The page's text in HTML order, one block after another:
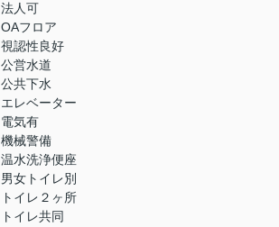
法人可
OAフロア
視認性良好
公営水道
公共下水
エレベーター
電気有
機械警備
温水洗浄便座
男女トイレ別
トイレ２ヶ所
トイレ共同